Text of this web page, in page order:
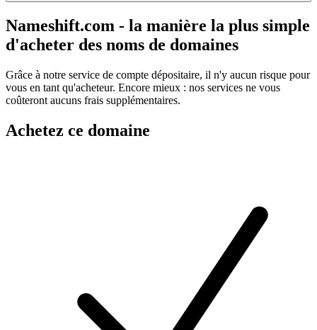
Nameshift.com - la manière la plus simple
d'acheter des noms de domaines
Grâce à notre service de compte dépositaire, il n'y aucun risque pour
vous en tant qu'acheteur. Encore mieux : nos services ne vous
coûteront aucuns frais supplémentaires.
Achetez ce domaine